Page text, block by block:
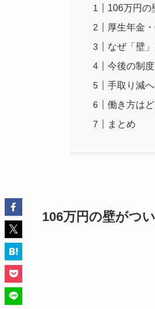
106万円の
厚生年金
なぜ「壁
今後の制
手取り減
働き方は
まとめ
106万円の壁がつ